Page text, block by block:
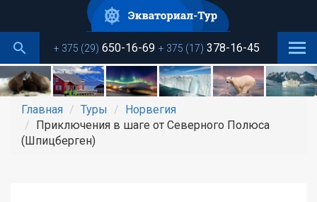
основному
содержанию+ 375 (29) 650-16-69 + 375 (17) 378-16-45
Главная Туры
Норвегия
Приключения в шаге от Северного Полюса
(Шпицберген)